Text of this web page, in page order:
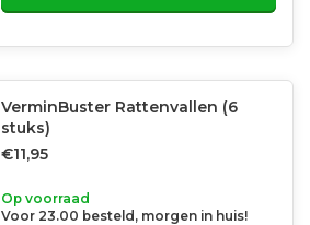
VerminBuster Rattenvallen (6
stuks)
€11,95
Op voorraad
Voor 23.00 besteld, morgen in huis!